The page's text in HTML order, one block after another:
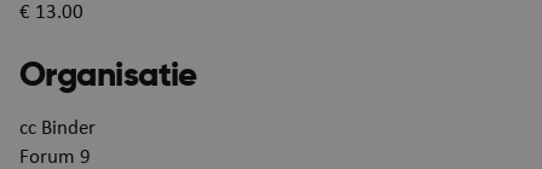
€ 13.00
Organisatie
cc Binder
Forum 9